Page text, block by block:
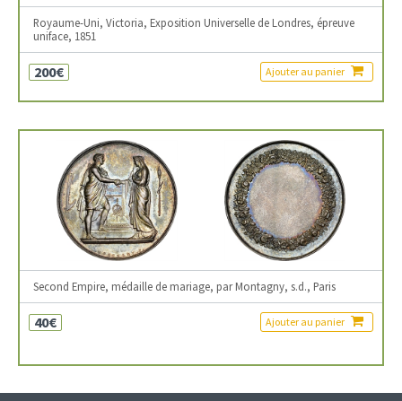
Royaume-Uni, Victoria, Exposition Universelle de Londres, épreuve
uniface, 1851
200€ Ajouter au panier
Second Empire, médaille de mariage, par Montagny, s.d., Paris
40€ Ajouter au panier